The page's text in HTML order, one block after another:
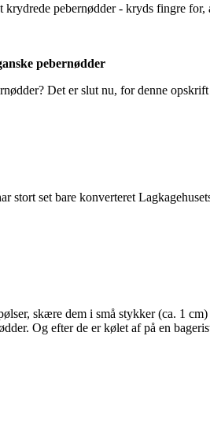
pebernødder - kryds fingre for,
pebernødder
Det er slut nu, for denne
stort set bare konverteret
skære dem i små stykker (ca. 1
Og efter de er kølet af på en